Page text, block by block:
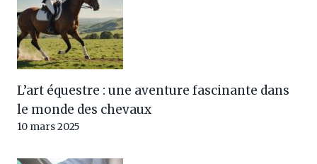
L’art équestre : une aventure fascinante dans
le monde des chevaux
10 mars 2025